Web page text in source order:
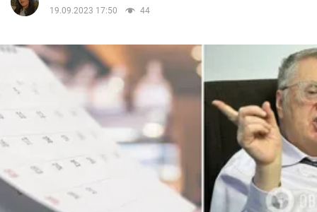
Polityka
Społeczeństwo
Wojna na Ukrainie
19.09.2023 17:50
44